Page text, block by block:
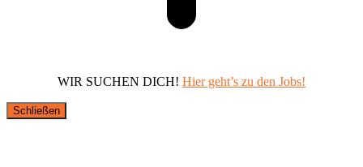
WIR SUCHEN DICH! Hier geht’s zu den Jobs!
Schließen